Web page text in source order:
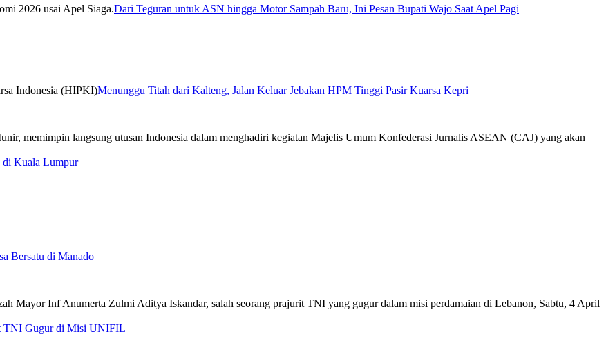
Dari Teguran untuk ASN hingga Motor Sampah Baru, Ini Pesan Bupati Wajo Saat Apel Pagi
Menunggu Titah dari Kalteng, Jalan Keluar Jebakan HPM Tinggi Pasir Kuarsa Kepri
di Kuala Lumpur
Bersatu di Manado
TNI Gugur di Misi UNIFIL